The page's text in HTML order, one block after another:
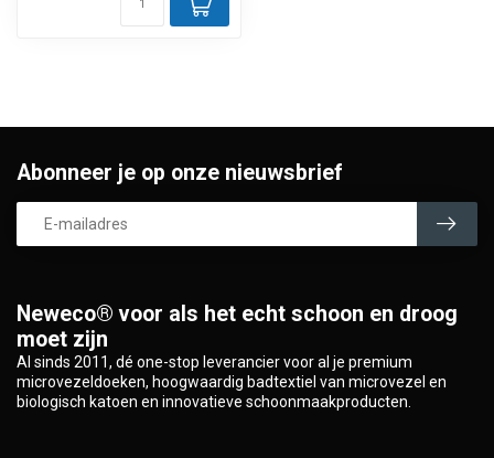
Neweco® voor als het echt schoon en droog
moet zijn
Al sinds 2011, dé one-stop leverancier voor al je premium
microvezeldoeken, hoogwaardig badtextiel van microvezel en
biologisch katoen en innovatieve schoonmaakproducten.
Abonneer je op onze nieuwsbrief